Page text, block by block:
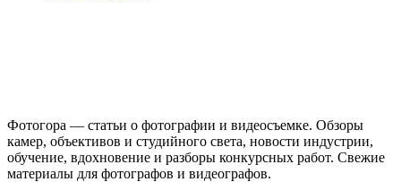
Фотогора — статьи о фотографии и видеосъемке. Обзоры
камер, объективов и студийного света, новости индустрии,
обучение, вдохновение и разборы конкурсных работ. Свежие
материалы для фотографов и видеографов.